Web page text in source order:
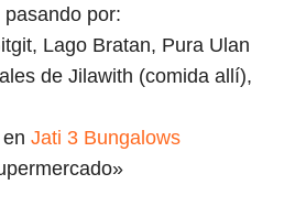
pasando por:
Lago Bratan, Pura Ulan
de Jilawith (comida allí),
Jati 3 Bungalows